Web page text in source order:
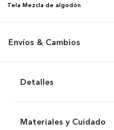
Tela Mezcla de algodón
Envíos & Cambios
Detalles
Materiales y Cuidado